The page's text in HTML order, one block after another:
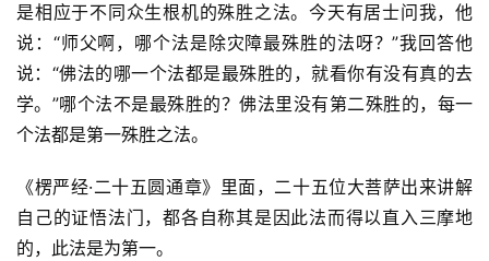
视
频
纪
录
佛
教
艺
是相应于不同众生根机的殊胜之法。今天有居士问我，他
说：“师父啊，哪个法是除灾障最殊胜的法呀？”我回答他
说：“佛法的哪一个法都是最殊胜的，就看你有没有真的去
学。”哪个法不是最殊胜的？佛法里没有第二殊胜的，每一
个法都是第一殊胜之法。
《楞严经·二十五圆通章》里面，二十五位大菩萨出来讲解
自己的证悟法门，都各自称其是因此法而得以直入三摩地
的，此法是为第一。